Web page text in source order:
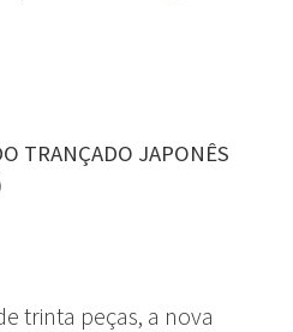
TRANÇADO JAPONÊS
trinta peças, a nova